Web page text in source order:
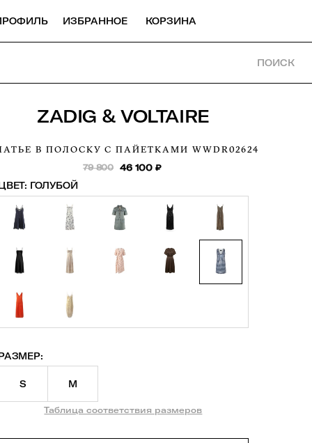
ИЗБРАННОЕ КОРЗИНА
ПОИСК
ZADIG & VOLTAIRE
В ПОЛОСКУ С ПАЙЕТКАМИ WWDR02624
79 800 46 100₽
ГОЛУБОЙ
S M
Таблица соответствия размеров